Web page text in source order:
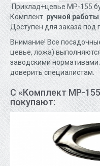
Приклад+цевье МР-155
Комплектручной работы
Доступен для заказа
Внимание! Все
цевье, ложа)
заводскими
доверить специалистам.
С «Комплект МР-
покупают: